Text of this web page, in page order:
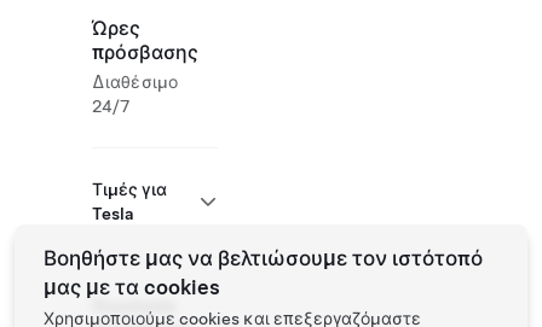
Ώρες
πρόσβασης
Διαθέσιμο
24/7
Τιμές για
Tesla
Roadside
Βοηθήστε μας να βελτιώσουμε τον ιστότοπό
μας με τα cookies
Χρησιμοποιούμε cookies και επεξεργαζόμαστε